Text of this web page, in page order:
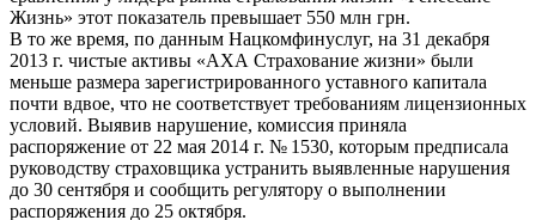
Жизнь» этот показатель превышает 550 млн грн.
В то же время, по данным Нацкомфинуслуг, на 31 декабря
2013 г. чистые активы «АХА Страхование жизни» были
меньше размера зарегистрированного уставного капитала
почти вдвое, что не соответствует требованиям лицензионных
условий. Выявив нарушение, комиссия приняла
распоряжение от 22 мая 2014 г. № 1530, которым предписала
руководству страховщика устранить выявленные нарушения
до 30 сентября и сообщить регулятору о выполнении
распоряжения до 25 октября.